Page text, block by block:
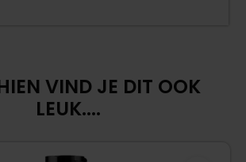
VIND JE DIT OOK
LEUK....